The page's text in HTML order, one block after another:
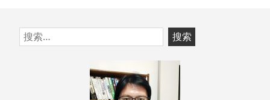
跳
至
搜
索：